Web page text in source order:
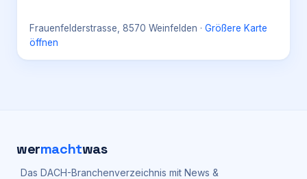
Frauenfelderstrasse, 8570 Weinfelden · Größere Karte
öffnen
wermachtwas
Das DACH-Branchenverzeichnis mit News &